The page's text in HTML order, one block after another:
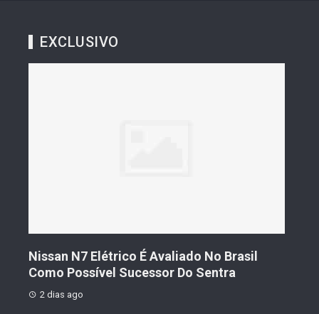
EXCLUSIVO
N7 Elétrico É Avaliado No Brasil
Possível Sucessor Do Sentra
Geely
Vendas Que